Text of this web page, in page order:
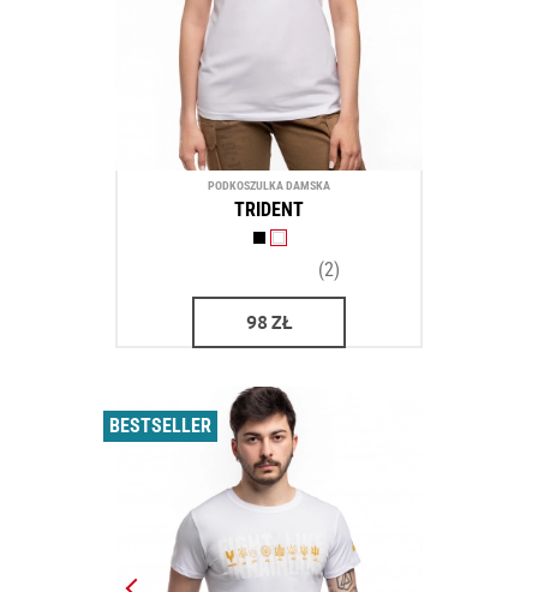
PODKOSZULKA DAMSKA
TRIDENT
(2)
98 ZŁ
BESTSELLER